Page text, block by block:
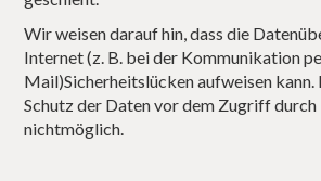
Wir weisen darauf hin, dass die
Internet (z. B. bei der Kommunikation
Mail)Sicherheitslücken aufweisen kann.
Schutz der Daten vor dem Zugriff
nichtmöglich.